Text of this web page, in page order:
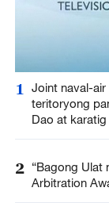
1
Joint naval-air
teritoryong
Dao at karatig
2 “Bagong Ulat
Arbitration